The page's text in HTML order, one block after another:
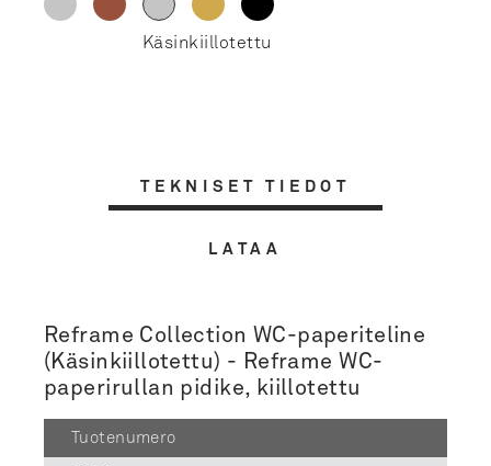
TEKNISET TIEDOT
LATAA
Reframe Collection WC-paperiteline
(Käsinkiillotettu) - Reframe WC-
paperirullan pidike, kiillotettu
Tuotenumero